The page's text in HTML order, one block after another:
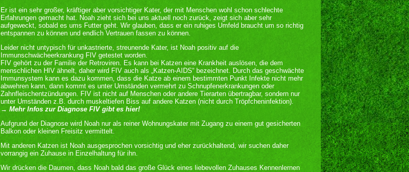
Er ist ein sehr großer, kräftiger aber vorsichtiger Kater, der mit Menschen wohl schon schlechte
Erfahrungen gemacht hat. Noah zieht sich bei uns aktuell noch zurück, zeigt sich aber sehr
aufgeweckt, sobald es ums Futter geht. Wir glauben, dass er ein ruhiges Umfeld braucht um so richtig
entspannen zu können und endlich Vertrauen fassen zu können.
Leider nicht untypisch für unkastrierte, streunende Kater, ist Noah positiv auf die
Immunschwächeerkrankung FIV getestet worden.
FIV gehört zu der Familie der Retroviren. Es kann bei Katzen eine Krankheit auslösen, die dem
menschlichen HIV ähnelt, daher wird FIV auch als „Katzen-AIDS“ bezeichnet. Durch das geschwächte
Immunsystem kann es dazu kommen, dass die Katze ab einem bestimmten Punkt Infekte nicht mehr
abwehren kann, dann kommt es unter Umständen vermehrt zu Schnupfenerkrankungen oder
Zahnfleischentzündungen. FIV ist nicht auf Menschen oder andere Tierarten übertragbar, sondern nur
unter Umständen z.B. durch muskeltiefen Biss auf andere Katzen (nicht durch Tröpfcheninfektion).
→ Mehr Infos zur Diagnose FIV gibt es hier!
Aufgrund der Diagnose wird Noah nur als reiner Wohnungskater mit Zugang zu einem gut gesicherten
Balkon oder kleinen Freisitz vermittelt.
Mit anderen Katzen ist Noah ausgesprochen vorsichtig und eher zurückhaltend, wir suchen daher
vorrangig ein Zuhause in Einzelhaltung für ihn.
Wir drücken die Daumen, dass Noah bald das große Glück eines liebevollen Zuhauses Kennenlernen